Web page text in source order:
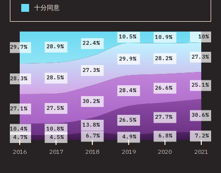
十分同意
2016 2017 2018 2019 2020 2021
2016 2017 2018 2019 2020 2021
4.7% 4.5% 6.7% 4.9% 6.8% 7.2%
10.4% 10.8%
13.8%
26.5% 27.7% 30.6%
27.1% 27.5%
30.2%
28.4% 26.6% 25.1%
28.3% 28.5%
27.3%
29.9% 28.2% 27.3%
29.7% 28.9% 22.4%
10.5% 10.9% 10%